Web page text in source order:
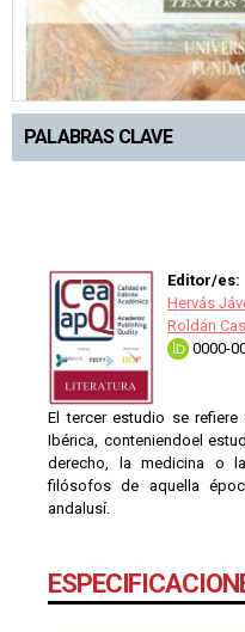
PALABRAS CLAVE
Editor/es:
Hervás
Roldán
0000-
El tercer estudio se
Ibérica, conteniendoel
derecho, la medicina o
filósofos de aquella
andalusí.